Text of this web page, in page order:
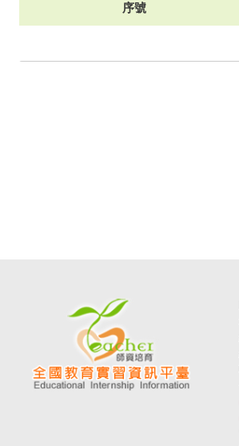
序號